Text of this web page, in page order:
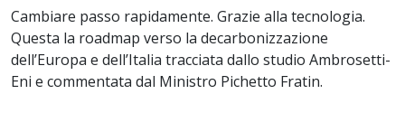
Cambiare passo rapidamente. Grazie alla tecnologia.
Questa la roadmap verso la decarbonizzazione
dell’Europa e dell’Italia tracciata dallo studio Ambrosetti-
Eni e commentata dal Ministro Pichetto Fratin.